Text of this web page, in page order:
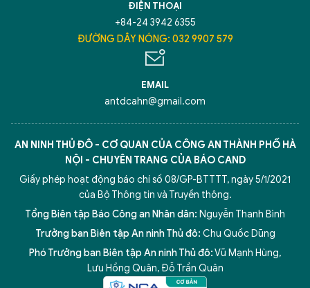
ĐIỆN THOẠI
+84-24 3942 6355
ĐƯỜNG DÂY NÓNG: 032 9907 579
EMAIL
antdcahn@gmail.com
AN NINH THỦ ĐÔ - CƠ QUAN CỦA CÔNG AN THÀNH PHỐ HÀ
NỘI - CHUYÊN TRANG CỦA BÁO CAND
Giấy phép hoạt động báo chí số 08/GP-BTTTT, ngày 5/1/2021
của Bộ Thông tin và Truyền thông.
Tổng Biên tập Báo Công an Nhân dân: Nguyễn Thanh Bình
Trưởng ban Biên tập An ninh Thủ đô: Chu Quốc Dũng
Phó Trưởng ban Biên tập An ninh Thủ đô:Vũ Mạnh Hùng,
Lưu Hồng Quân, Đỗ Trần Quân
Hãy hỏi tôi bất kỳ điều gì bạn cần biết về
An Ninh Thủ Đô nhé. Tôi sẵn sàng hỗ trợ!
5 điểm nghẽn của Hà Nội giải pháp xử lý điểm nghẽn của